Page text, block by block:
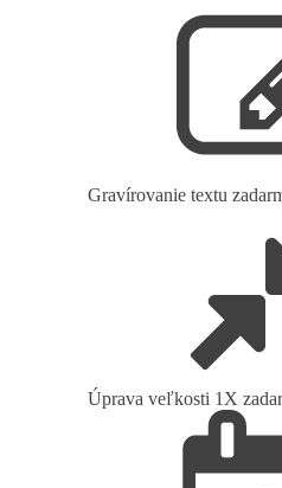
Gravírovanie textu
Úprava veľkosti 1X